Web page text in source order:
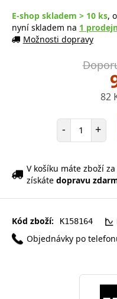
E-shop skladem > 10 ks,
nyní skladem na 1
Možnosti dopravy
82
- Počet+
V košíku máte zboží za
získáte dopravu
Kód zboží: K158164
Objednávky po